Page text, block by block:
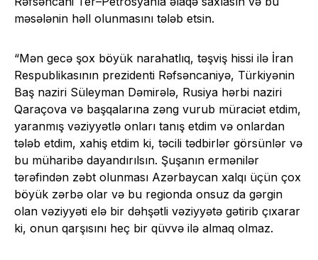
məsələnin həll olunmasını tələb etsin.
“Mən gecə şox böyük narahatlıq, təşviş hissi ilə İran
Respublikasının prezidenti Rəfsəncaniyə, Türkiyənin
Baş naziri Süleyman Dəmirələ, Rusiya hərbi naziri
Qaraçova və başqalarına zəng vurub müraciət etdim,
yaranmış vəziyyətlə onları tanış etdim və onlardan
tələb etdim, xahiş etdim ki, təcili tədbirlər görsünlər və
bu müharibə dayandırılsın. Şuşanın ermənilər
tərəfindən zəbt olunması Azərbaycan xalqı üçün çox
böyük zərbə olar və bu regionda onsuz da gərgin
olan vəziyyəti elə bir dəhşətli vəziyyətə gətirib çıxarar
ki, onun qarşısını heç bir qüvvə ilə almaq olmaz.